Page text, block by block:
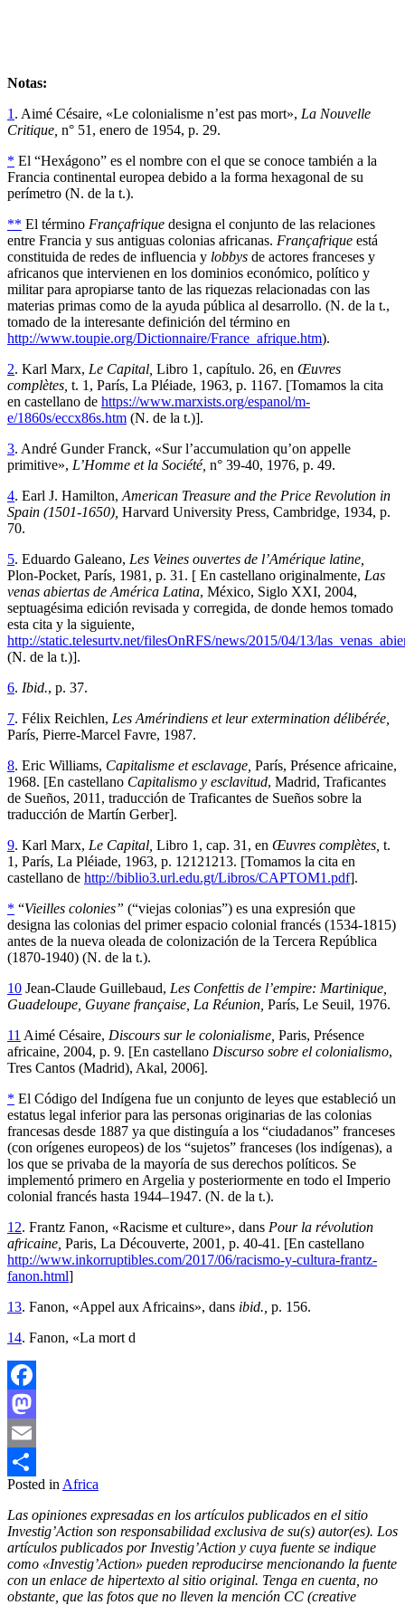
Notas:
1 . Aimé Césaire, «Le colonialisme n’est pas mort», La Nouvelle
Critique, n° 51, enero de 1954, p. 29.
* El “Hexágono” es el nombre con el que se conoce también a la
Francia continental europea debido a la forma hexagonal de su
perímetro (N. de la t.).
** El término Françafrique designa el conjunto de las relaciones
entre Francia y sus antiguas colonias africanas. Françafrique está
constituida de redes de influencia y lobbys de actores franceses y
africanos que intervienen en los dominios económico, político y
militar para apropiarse tanto de las riquezas relacionadas con las
materias primas como de la ayuda pública al desarrollo. (N. de la t.,
tomado de la interesante definición del término en
http://www.toupie.org/Dictionnaire/France_afrique.htm).
2. Karl Marx, Le Capital, Libro 1, capítulo. 26, en Œuvres
complètes, t. 1, París, La Pléiade, 1963, p. 1167. [Tomamos la cita
en castellano de https://www.marxists.org/espanol/m-
e/1860s/eccx86s.htm (N. de la t.)].
3. André Gunder Franck, «Sur l’accumulation qu’on appelle
primitive», L’Homme et la Société, n° 39-40, 1976, p. 49.
4. Earl J. Hamilton, American Treasure and the Price Revolution in
Spain (1501-1650), Harvard University Press, Cambridge, 1934, p.
70.
5. Eduardo Galeano, Les Veines ouvertes de l’Amérique latine,
Plon-Pocket, París, 1981, p. 31. [ En castellano originalmente, Las
venas abiertas de América Latina, México, Siglo XXI, 2004,
septuagésima edición revisada y corregida, de donde hemos tomado
esta cita y la siguiente,
http://static.telesurtv.net/filesOnRFS/news/2015/04/13/
(N. de la t.)].
6. Ibid., p. 37.
7. Félix Reichlen, Les Amérindiens et leur extermination délibérée,
París, Pierre-Marcel Favre, 1987.
8. Eric Williams, Capitalisme et esclavage, París, Présence africaine,
1968. [En castellano Capitalismo y esclavitud, Madrid, Traficantes
de Sueños, 2011, traducción de Traficantes de Sueños sobre la
traducción de Martín Gerber].
9. Karl Marx, Le Capital, Libro 1, cap. 31, en Œuvres complètes, t.
1, París, La Pléiade, 1963, p. 12121213. [Tomamos la cita en
castellano de http://biblio3.url.edu.gt/Libros/CAPTOM1.pdf].
* “Vieilles colonies” (“viejas colonias”) es una expresión que
designa las colonias del primer espacio colonial francés (1534-1815)
antes de la nueva oleada de colonización de la Tercera República
(1870-1940) (N. de la t.).
10 Jean-Claude Guillebaud, Les Confettis de l’empire: Martinique,
Guadeloupe, Guyane française, La Réunion, París, Le Seuil, 1976.
11 Aimé Césaire, Discours sur le colonialisme, Paris, Présence
africaine, 2004, p. 9. [En castellano Discurso sobre el colonialismo,
Tres Cantos (Madrid), Akal, 2006].
* El Código del Indígena fue un conjunto de leyes que estableció un
estatus legal inferior para las personas originarias de las colonias
francesas desde 1887 ya que distinguía a los “ciudadanos” franceses
(con orígenes europeos) de los “sujetos” franceses (los indígenas), a
los que se privaba de la mayoría de sus derechos políticos. Se
implementó primero en Argelia y posteriormente en todo el Imperio
colonial francés hasta 1944–1947. (N. de la t.).
12. Frantz Fanon, «Racisme et culture», dans Pour la révolution
africaine, Paris, La Découverte, 2001, p. 40-41. [En castellano
http://www.inkorruptibles.com/2017/06/racismo-y-cultura-frantz-
fanon.html]
13. Fanon, «Appel aux Africains», dans ibid., p. 156.
14. Fanon, «La mort d
Facebook
Mastodon
Email
Compartir
Posted in Africa
Las opiniones expresadas en los artículos publicados en el sitio
Investig’Action son responsabilidad exclusiva de su(s) autor(es). Los
artículos publicados por Investig’Action y cuya fuente se indique
como «Investig’Action» pueden reproducirse mencionando la fuente
con un enlace de hipertexto al sitio original. Tenga en cuenta, no
obstante, que las fotos que no lleven la mención CC (creative